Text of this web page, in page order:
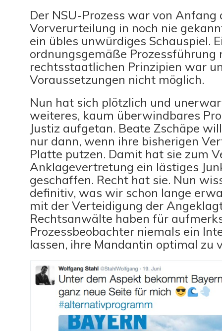
Der NSU-Prozess war von Anfang
Vorverurteilung in noch nie
ein übles unwürdiges Schauspiel.
ordnungsgemäße Prozessführung
rechtsstaatlichen Prinzipien war
Voraussetzungen nicht möglich.
Nun hat sich plötzlich und
weiteres, kaum überwindbares
Justiz aufgetan. Beate Zschäpe
nur dann, wenn ihre bisherigen
Platte putzen. Damit hat sie zum
Anklagevertretung ein lästiges
geschaffen. Recht hat sie. Nun
definitiv, was wir schon lange
mit der Verteidigung der
Rechtsanwälte haben für
Prozessbeobachter niemals ein
lassen, ihre Mandantin optimal zu